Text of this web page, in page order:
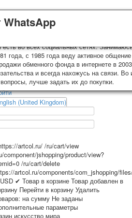
тщательно упаковываются и
Исключение: репринт под заказ,
7-8 рабочих дней. Отправка
Цена пересылки зависит от веса и
покупателя возможна отправка СДЕК
карт, почтовые открытки из частной
есть во всех социальных сетях.
года, с 1985 года веду активное
обменного фонда в интернете в
и всегда нахожусь на связи. Во
лучше задать их до покупки.
WhatsApp
карты
artcol.ru/ /ru/cart/view
component/jshopping/product/view?
/ru/cart/delete
artcol.ru/components/com_jshopping/
USD ✔ Товар в корзине Товар добавлен в
Перейти в корзину Удалить
на сумму Не заданы
параметры
искусство мира